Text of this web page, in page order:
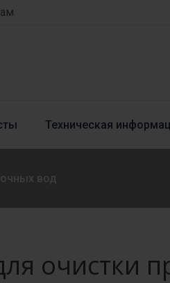
Техническая
вод
очистки